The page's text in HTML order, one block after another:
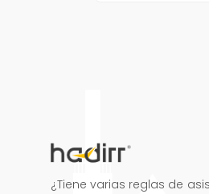
¿Tiene varias reglas de